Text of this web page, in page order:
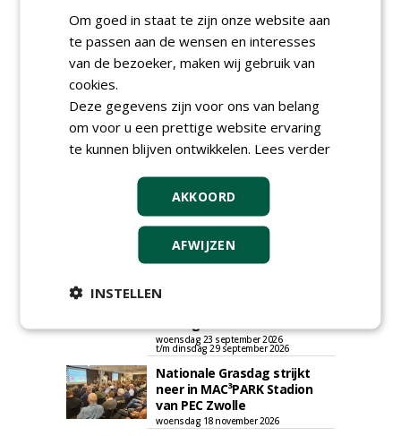
Iedereen kan gratis kleine advertenties
plaatsen via zijn eigen account.
Plaats een gratis advertentie
bijdragen aan uniform
woensdag 23 september 2026
t/m dinsdag 29 september 2026
Nationale Grasdag strijkt
neer in MAC³PARK Stadion
van PEC Zwolle
woensdag 18 november 2026
Om goed in staat te zijn onze website aan
te passen aan de wensen en interesses
van de bezoeker, maken wij gebruik van
cookies.
Deze gegevens zijn voor ons van belang
om voor u een prettige website ervaring
te kunnen blijven ontwikkelen. Lees verder
AKKOORD
AFWIJZEN
INSTELLEN